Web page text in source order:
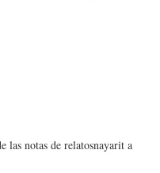
las notas de relatosnayarit a